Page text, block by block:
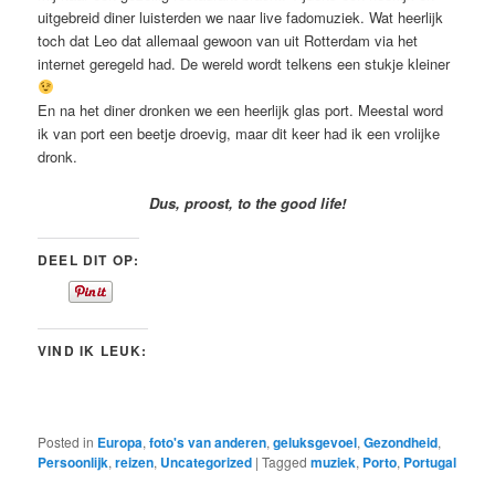
uitgebreid diner luisterden we naar live fadomuziek. Wat heerlijk
toch dat Leo dat allemaal gewoon van uit Rotterdam via het
internet geregeld had. De wereld wordt telkens een stukje kleiner
En na het diner dronken we een heerlijk glas port. Meestal word
ik van port een beetje droevig, maar dit keer had ik een vrolijke
dronk.
Dus, proost, to the good life!
DEEL DIT OP:
VIND IK LEUK:
Posted in Europa,foto's van anderen,geluksgevoel,Gezondheid,
Persoonlijk,reizen, Uncategorized |Tagged muziek, Porto, Portugal